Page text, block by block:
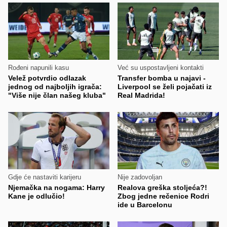
Rođeni napunili kasu
Velež potvrdio odlazak
jednog od najboljih igrača:
"Više nije član našeg kluba"
Već su uspostavljeni kontakti
Transfer bomba u najavi -
Liverpool se želi pojačati iz
Real Madrida!
Gdje će nastaviti karijeru
Njemačka na nogama: Harry
Kane je odlučio!
Nije zadovoljan
Realova greška stoljeća?!
Zbog jedne rečenice Rodri
ide u Barcelonu